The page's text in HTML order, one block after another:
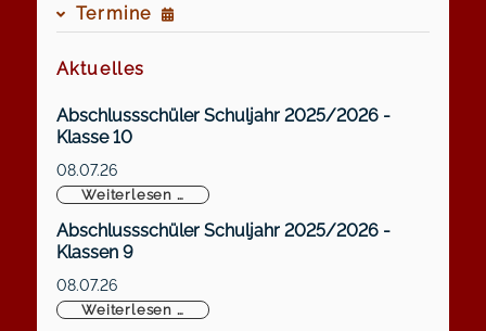
Termine
Aktuelles
Abschlussschüler Schuljahr 2025/2026 -
Klasse 10
08.07.26
Weiterlesen …Abschlussschüler Schuljahr 2025/2026
Abschlussschüler Schuljahr 2025/2026 -
Klassen 9
08.07.26
Weiterlesen … Abschlussschüler Schuljahr 2025/2026